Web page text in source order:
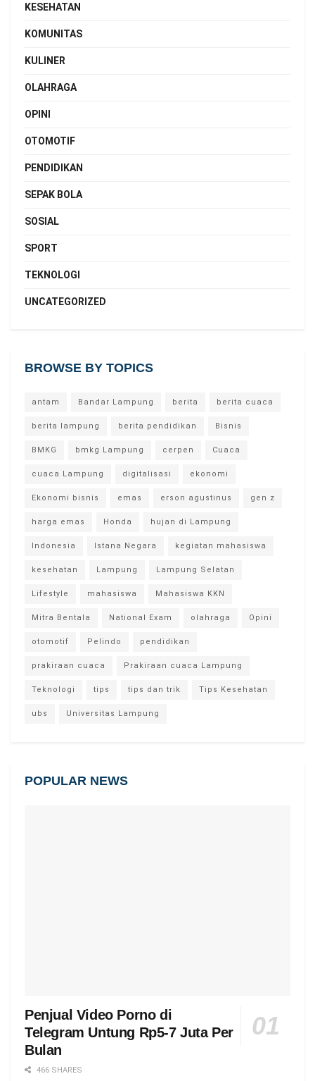
KESEHATAN
KOMUNITAS
KULINER
OLAHRAGA
OPINI
OTOMOTIF
PENDIDIKAN
SEPAK BOLA
SOSIAL
SPORT
TEKNOLOGI
UNCATEGORIZED
BROWSE BY TOPICS
antam Bandar Lampung berita berita cuaca
berita lampung berita pendidikan Bisnis
BMKG bmkg Lampung cerpen Cuaca
cuaca Lampung digitalisasi ekonomi
Ekonomi bisnis emas erson agustinus gen z
harga emas Honda hujan di Lampung
Indonesia Istana Negara kegiatan mahasiswa
kesehatan Lampung Lampung Selatan
Lifestyle mahasiswa Mahasiswa KKN
Mitra Bentala National Exam olahraga Opini
otomotif Pelindo pendidikan
prakiraan cuaca Prakiraan cuaca Lampung
Teknologi tips tips dan trik Tips Kesehatan
ubs Universitas Lampung
POPULAR NEWS
Penjual Video Porno di
Telegram Untung Rp5-7 Juta Per
Bulan
466 SHARES